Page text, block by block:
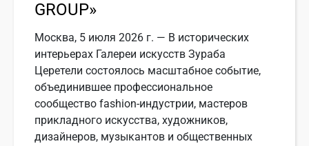
GROUP»
Москва, 5 июля 2026 г. — В исторических
интерьерах Галереи искусств Зураба
Церетели состоялось масштабное событие,
объединившее профессиональное
сообщество fashion-индустрии, мастеров
прикладного искусства, художников,
дизайнеров, музыкантов и общественных